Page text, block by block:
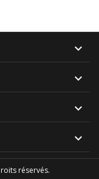




réservés.